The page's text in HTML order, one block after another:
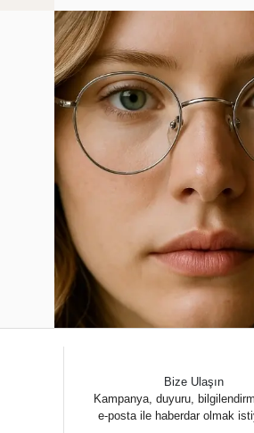
Bize Ulaşın
Kampanya, duyuru,
e-posta ile haberdar olmak